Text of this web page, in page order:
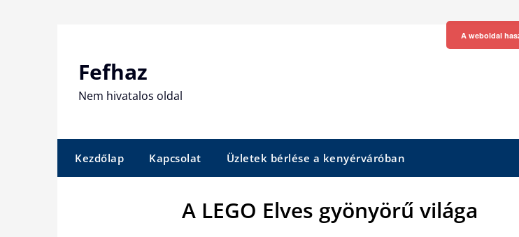
Fefhaz
Nem hivatalos oldal
Kezdőlap Kapcsolat Üzletek bérlése a kenyérváróban
A LEGO Elves gyönyörű világa
A weboldal